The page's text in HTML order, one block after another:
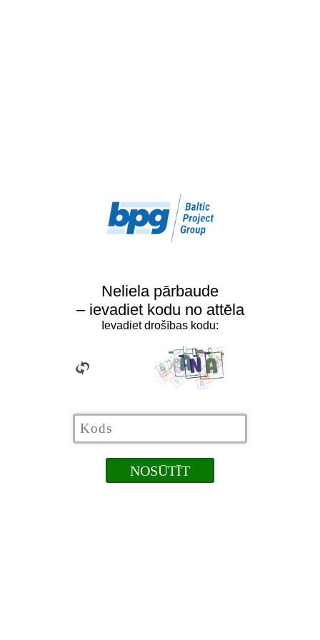
Neliela pārbaude
– ievadiet kodu no attēla
Ievadiet drošības kodu: